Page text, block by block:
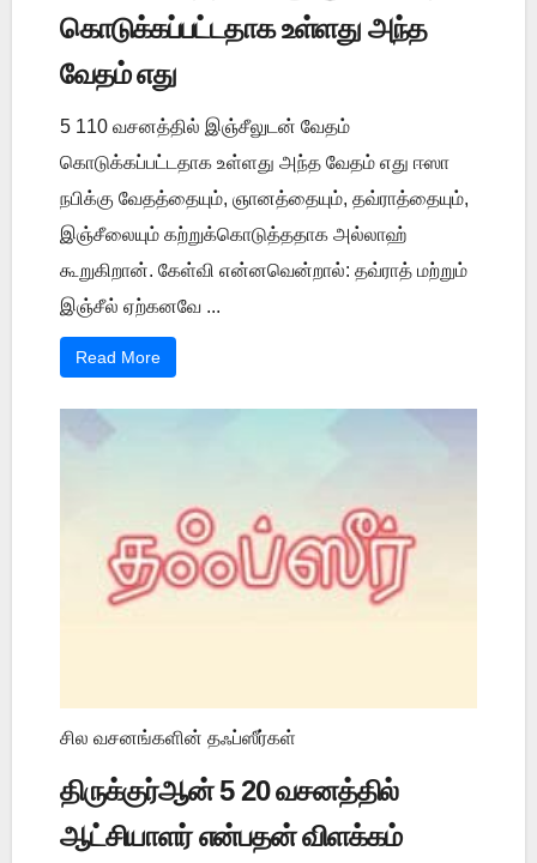
கொடுக்கப்பட்டதாக உள்ளது அந்த
வேதம் எது
5 110 வசனத்தில் இஞ்சீலுடன் வேதம்
கொடுக்கப்பட்டதாக உள்ளது அந்த வேதம் எது ஈஸா
நபிக்கு வேதத்தையும், ஞானத்தையும், தவ்ராத்தையும்,
இஞ்சீலையும் கற்றுக்கொடுத்ததாக அல்லாஹ்
கூறுகிறான். கேள்வி என்னவென்றால்: தவ்ராத் மற்றும்
இஞ்சீல் ஏற்கனவே ...
Read More
சில வசனங்களின் தஃப்ஸீர்கள்
திருக்குர்ஆன் 5 20 வசனத்தில்
ஆட்சியாளர் என்பதன் விளக்கம்